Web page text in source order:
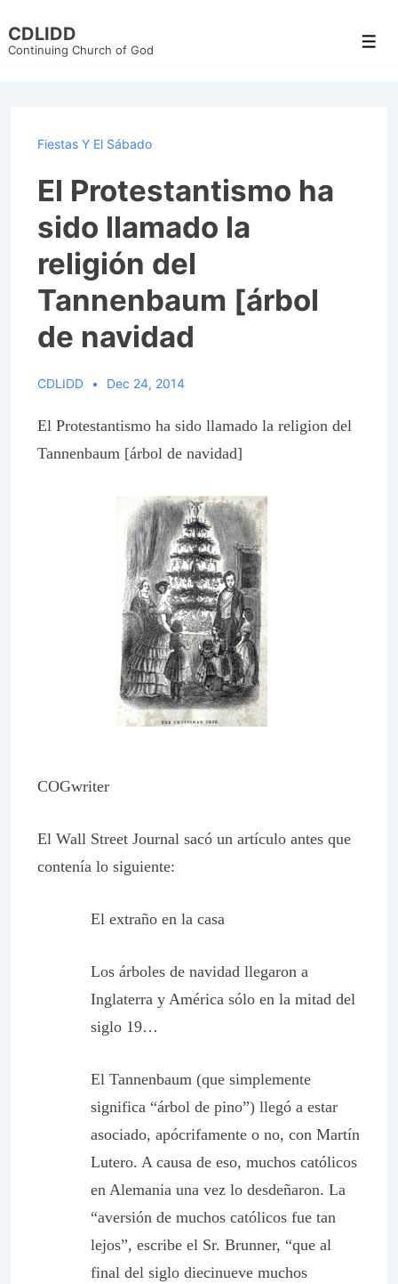
Skip
CDLIDD
Continuing Church of God
Fiestas Y El Sábado
El Protestantismo ha
sido llamado la
religión del
Tannenbaum [árbol
de navidad
CDLIDD Dec 24, 2014
El Protestantismo ha sido llamado la religion del
Tannenbaum [árbol de navidad]
COGwriter
El Wall Street Journal sacó un artículo antes que
contenía lo siguiente:
El extraño en la casa
Los árboles de navidad llegaron a
Inglaterra y América sólo en la mitad del
siglo 19…
El Tannenbaum (que simplemente
significa “árbol de pino”) llegó a estar
asociado, apócrifamente o no, con Martín
Lutero. A causa de eso, muchos católicos
en Alemania una vez lo desdeñaron. La
“aversión de muchos católicos fue tan
lejos”, escribe el Sr. Brunner, “que al
final del siglo diecinueve muchos